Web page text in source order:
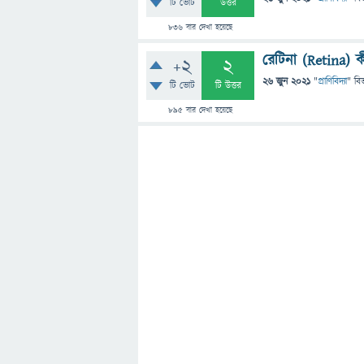
টি ভোট উত্তর
836 বার দেখা হয়েছে
+2
টি ভোট
2
টি উত্তর
895 বার দেখা হয়েছে
রেটিনা (Retina)
26 জুন 2021 "প্রাণিবিদ্যা"